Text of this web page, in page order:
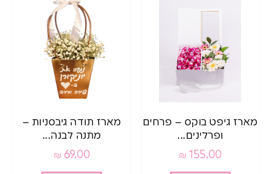
מארז גיפט בוקס – פרחים
ופרלינים...
155.00
₪
מארז תודה גיבסניות –
מתנה לבנה...
69.00
₪